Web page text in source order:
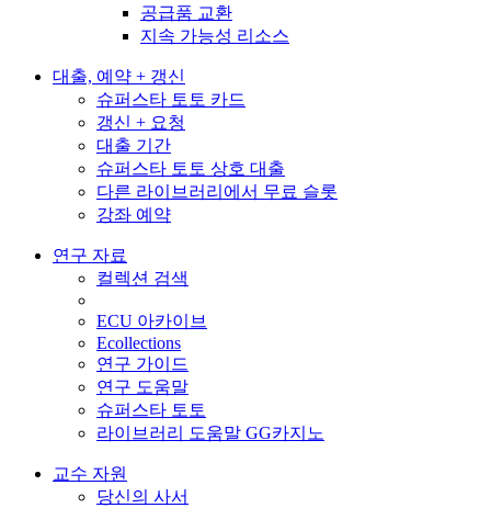
공급품 교환
지속 가능성 리소스
대출, 예약 + 갱신
슈퍼스타 토토 카드
갱신 + 요청
대출 기간
슈퍼스타 토토 상호 대출
다른 라이브러리에서 무료 슬롯
강좌 예약
연구 자료
컬렉션 검색
ECU 아카이브
Ecollections
연구 가이드
연구 도움말
슈퍼스타 토토
라이브러리 도움말 GG카지노
교수 자원
당신의 사서